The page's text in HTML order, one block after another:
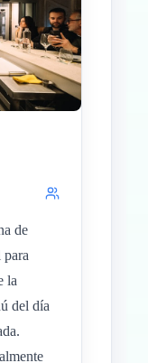
de
la
del día